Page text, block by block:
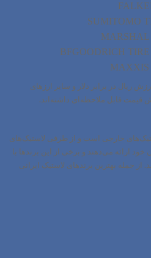
ریال در برابر دلار و سایر ارزهای
قیمت قابل ملاحظه‌ای داشته‌اند.
خارجی است و از طرفی لاستیک‌های
خود ارائه می‌دهند و برخی از این برندها با
جمله بهترین برندهای لاستیک ایرانی